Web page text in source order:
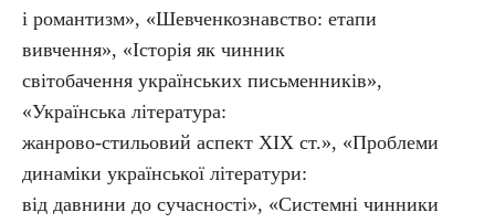
і романтизм», «Шевченкознавство: етапи
вивчення», «Історія як чинник
світобачення українських письменників»,
«Українська література:
жанрово-стильовий аспект ХІХ ст.», «Проблеми
динаміки української літератури:
від давнини до сучасності», «Системні чинники